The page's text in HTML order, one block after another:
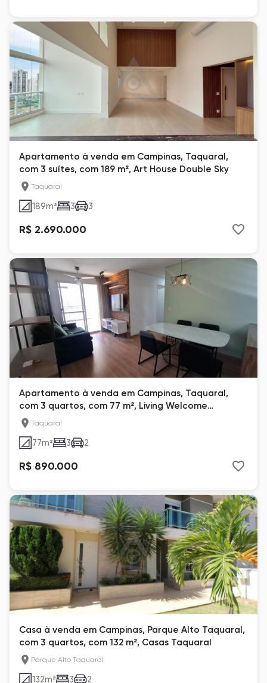
Apartamento à venda em Campinas, Taquaral,
com 3 suítes, com 189 m², Art House Double Sky
Taquaral
189m² 3 3
R$ 2.690.000
Apartamento à venda em Campinas, Taquaral,
com 3 quartos, com 77 m², Living Welcome
Taquaral
Taquaral
77m² 3 2
R$ 890.000
Casa à venda em Campinas, Parque Alto Taquaral,
com 3 quartos, com 132 m², Casas Taquaral
Parque Alto Taquaral
132m² 3 2